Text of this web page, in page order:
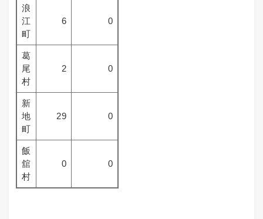
浪
江
町
6 0
葛
尾
村
2 0
新
地
町
29 0
飯
舘
村
0 0